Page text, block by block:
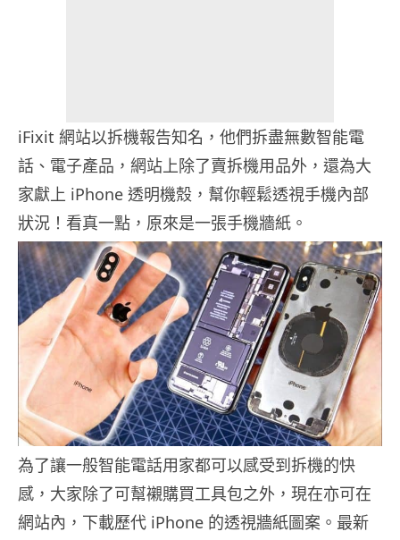
iFixit 網站以拆機報告知名，他們拆盡無數智能電
話、電子產品，網站上除了賣拆機用品外，還為大
家獻上 iPhone 透明機殼，幫你輕鬆透視手機內部
狀況！看真一點，原來是一張手機牆紙。
為了讓一般智能電話用家都可以感受到拆機的快
感，大家除了可幫襯購買工具包之外，現在亦可在
網站內，下載歷代 iPhone 的透視牆紙圖案。最新